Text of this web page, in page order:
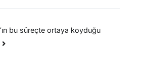
bu süreçte ortaya koyduğu